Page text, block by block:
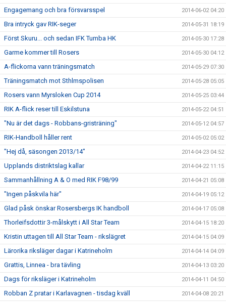
Engagemang och bra försvarsspel 2014-06-02 04:20
Bra intryck gav RIK-seger 2014-05-31 18:19
Först Skuru... och sedan IFK Tumba HK 2014-05-30 17:28
Garme kommer till Rosers 2014-05-30 04:12
A-flickorna vann träningsmatch 2014-05-29 07:30
Träningsmatch mot Sthlmspolisen 2014-05-28 05:05
Rosers vann Myrsloken Cup 2014 2014-05-25 03:44
RIK A-flick reser till Eskilstuna 2014-05-22 04:51
"Nu är det dags - Robbans-gristräning" 2014-05-12 04:57
RIK-Handboll håller rent 2014-05-02 05:02
"Hej då, säsongen 2013/14" 2014-04-23 04:52
Upplands distriktslag kallar 2014-04-22 11:15
Sammanhållning A & O med RIK F98/99 2014-04-21 05:08
"Ingen påskvila här" 2014-04-19 05:12
Glad påsk önskar Rosersbergs IK handboll 2014-04-17 05:08
Thorleifsdottir 3-målskytt i All Star Team 2014-04-15 18:20
Kristin uttagen till All Star Team - rikslägret 2014-04-15 04:09
Lärorika riksläger dagar i Katrineholm 2014-04-14 04:09
Grattis, Linnea - bra tävling 2014-04-13 03:20
Dags för riksläger i Katrineholm 2014-04-11 04:50
Robban Z pratar i Karlavagnen - tisdag kväll 2014-04-08 20:21